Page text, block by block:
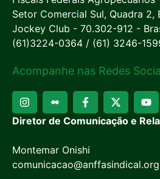
Setor Comercial Sul, Quadra 2,
Jockey Club - 70.302-912 -
(61)3224-0364 / (61) 3246-
Acompanhe nas Redes
Diretor de Comunicação e
Montemar Onishi